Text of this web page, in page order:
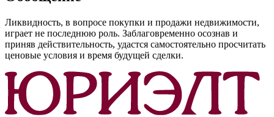
Ликвидность, в вопросе покупки и продажи недвижимости,
играет не последнюю роль. Заблаговременно осознав и
приняв действительность, удастся самостоятельно просчитать
ценовые условия и время будущей сделки.